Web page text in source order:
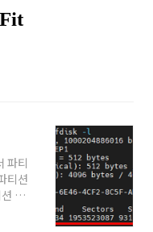
파티
티션
정
의
맷한